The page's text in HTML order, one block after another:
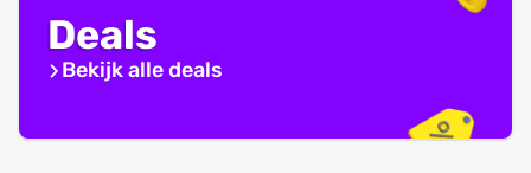
Deals
Bekijk alle deals